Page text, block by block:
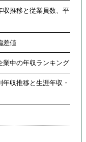
収推移と従業員数、平
差値
業中の年収ランキング
収推移と生涯年収・